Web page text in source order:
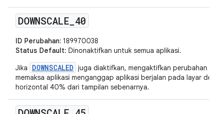
DOWNSCALE 40
ID Perubahan: 189970038
Status Default: Dinonaktifkan untuk semua aplikasi.
Jika
DOWNSCALED juga diaktifkan, mengaktifkan perubahan
memaksa aplikasi menganggap aplikasi berjalan pada layar
horizontal 40% dari tampilan sebenarnya.